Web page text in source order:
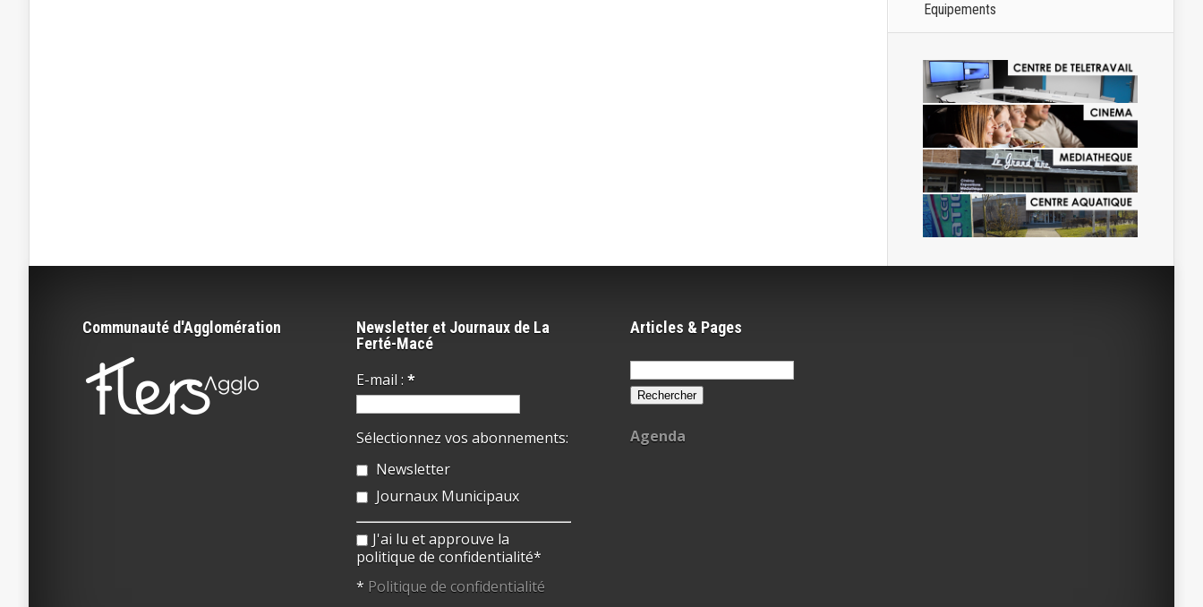
Equipements
Communauté d'Agglomération
Newsletter et Journaux de La
Ferté-Macé
E-mail : *
Sélectionnez vos abonnements:
Newsletter
Journaux Municipaux
J'ai lu et approuve la
politique de confidentialité*
* Politique de confidentialité
Articles & Pages
Rechercher :
Agenda